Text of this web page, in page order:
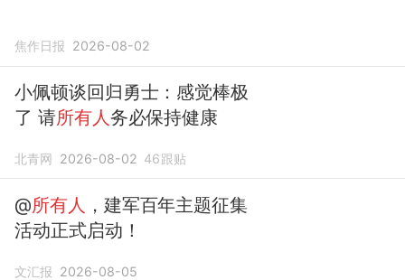
焦作日报 2026-08-02
小佩顿谈回归勇士：感觉棒极
了 请所有人务必保持健康
北青网 2026-08-02 46跟贴
@所有人 ，建军百年主题征集
活动正式启动！
文汇报 2026-08-05